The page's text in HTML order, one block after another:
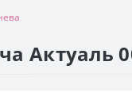
Актуаль